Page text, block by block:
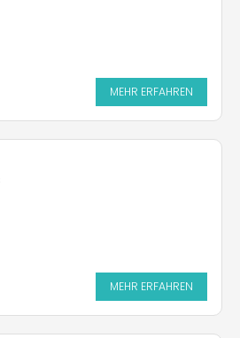
MEHR ERFAHREN
MEHR ERFAHREN